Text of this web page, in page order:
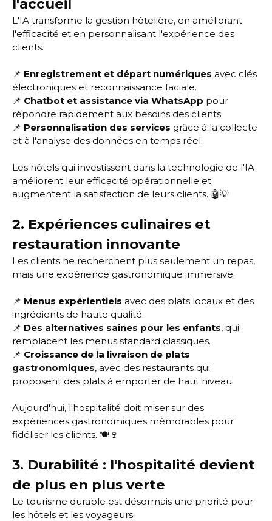
l'accueil
L'IA transforme la gestion hôtelière, en améliorant
l'efficacité et en personnalisant l'expérience des
clients.
📌 Enregistrement et départ numériques avec clés
électroniques et reconnaissance faciale.
📌 Chatbot et assistance via WhatsApp pour
répondre rapidement aux besoins des clients.
📌 Personnalisation des services grâce à la collecte
et à l'analyse des données en temps réel.
Les hôtels qui investissent dans la technologie de l'IA
améliorent leur efficacité opérationnelle et
augmentent la satisfaction de leurs clients. 🤖💡
2. Expériences culinaires et
restauration innovante
Les clients ne recherchent plus seulement un repas,
mais une expérience gastronomique immersive.
📌 Menus expérientiels avec des plats locaux et des
ingrédients de haute qualité.
📌 Des alternatives saines pour les enfants, qui
remplacent les menus standard classiques.
📌 Croissance de la livraison de plats
gastronomiques, avec des restaurants qui
proposent des plats à emporter de haut niveau.
Aujourd'hui, l'hospitalité doit miser sur des
expériences gastronomiques mémorables pour
fidéliser les clients. 🍽️🍷
3. Durabilité : l'hospitalité devient
de plus en plus verte
Le tourisme durable est désormais une priorité pour
les hôtels et les voyageurs.